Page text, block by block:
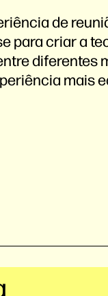
de
para criar a
diferentes
mais